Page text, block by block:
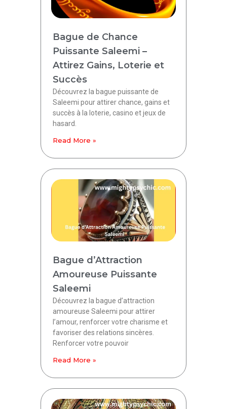
Bague de Chance
Puissante Saleemi –
Attirez Gains, Loterie et
Succès
Découvrez la bague puissante de
Saleemi pour attirer chance, gains et
succès à la loterie, casino et jeux de
hasard.
Read More »
Bague d’Attraction
Amoureuse Puissante
Saleemi
Découvrez la bague d’attraction
amoureuse Saleemi pour attirer
l’amour, renforcer votre charisme et
favoriser des relations sincères.
Renforcer votre pouvoir
Read More »